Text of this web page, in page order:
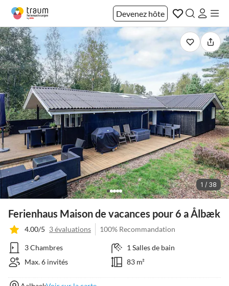
Devenez hôte
1 / 38
Ferienhaus Maison de vacances pour 6 a Ålbæk
4.00/5 3 évaluations 100% Recommandation
3 Chambres
1 Salles de bain
Max. 6 invités
83 m²